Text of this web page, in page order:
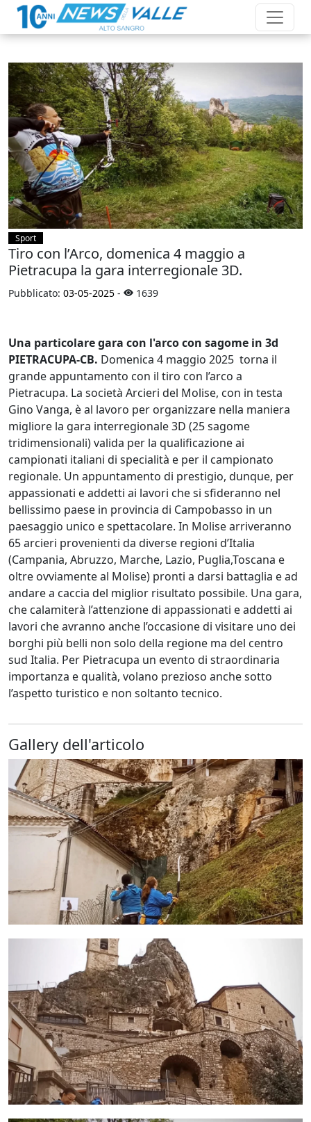
Sport
Tiro con l’Arco, domenica 4 maggio a
Pietracupa la gara interregionale 3D.
Pubblicato: 03-05-2025 - 1639
Una particolare gara con l'arco con sagome in 3d
PIETRACUPA-CB. Domenica 4 maggio 2025 torna il
grande appuntamento con il tiro con l’arco a
Pietracupa. La società Arcieri del Molise, con in testa
Gino Vanga, è al lavoro per organizzare nella maniera
migliore la gara interregionale 3D (25 sagome
tridimensionali) valida per la qualificazione ai
campionati italiani di specialità e per il campionato
regionale. Un appuntamento di prestigio, dunque, per
appassionati e addetti ai lavori che si sfideranno nel
bellissimo paese in provincia di Campobasso in un
paesaggio unico e spettacolare. In Molise arriveranno
65 arcieri provenienti da diverse regioni d’Italia
(Campania, Abruzzo, Marche, Lazio, Puglia,Toscana e
oltre ovviamente al Molise) pronti a darsi battaglia e ad
andare a caccia del miglior risultato possibile. Una gara,
che calamiterà l’attenzione di appassionati e addetti ai
lavori che avranno anche l’occasione di visitare uno dei
borghi più belli non solo della regione ma del centro
sud Italia. Per Pietracupa un evento di straordinaria
importanza e qualità, volano prezioso anche sotto
l’aspetto turistico e non soltanto tecnico.
Gallery dell'articolo